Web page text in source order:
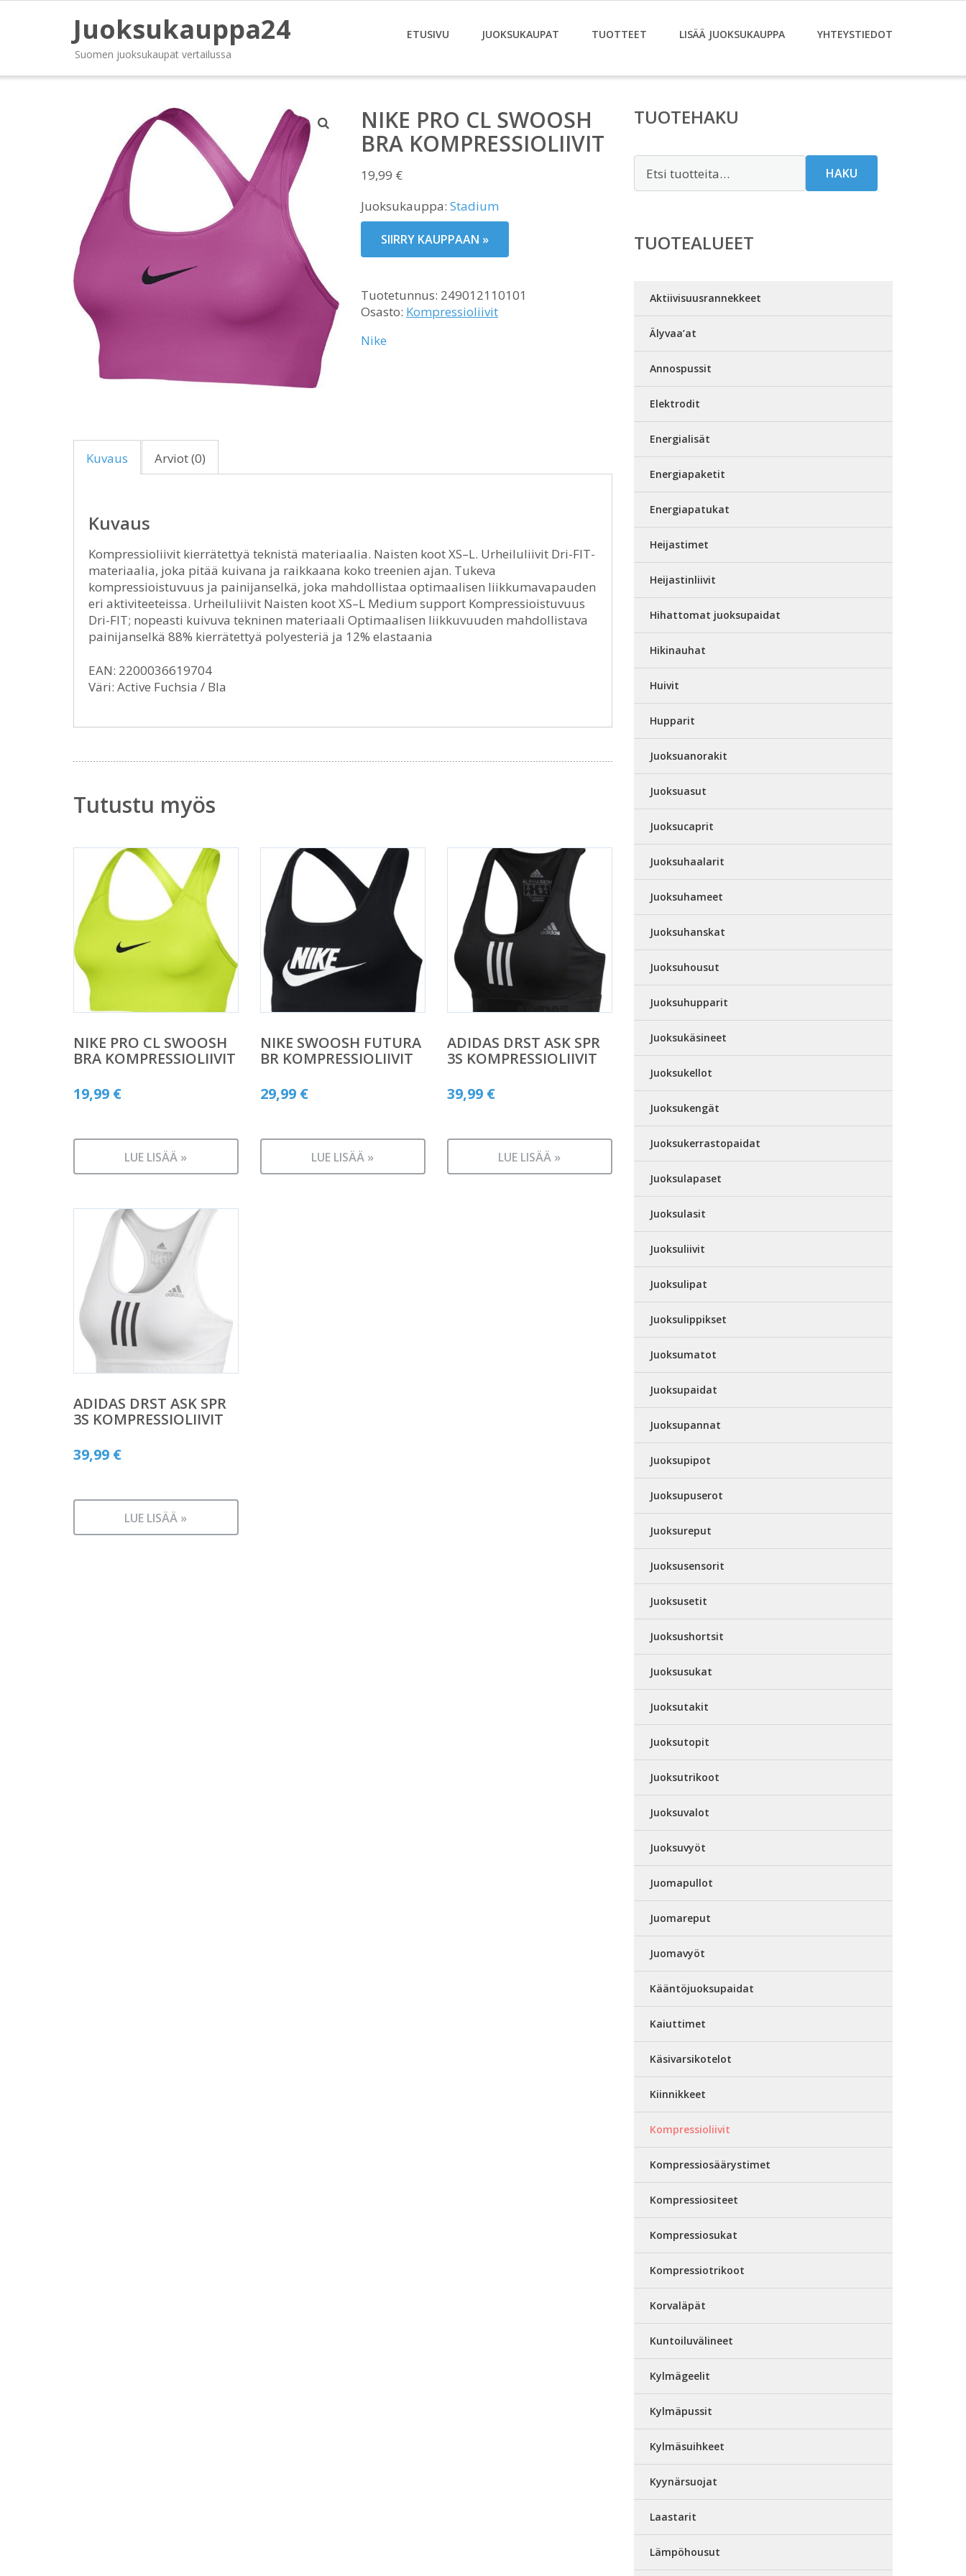
Juoksukauppa24
Suomen juoksukaupat vertailussa
ETUSIVU JUOKSUKAUPAT TUOTTEET LISÄÄ JUOKSUKAUPPA YHTEYSTIEDOT
NIKE PRO CL SWOOSH
BRA KOMPRESSIOLIIVIT
19,99 €
Juoksukauppa: Stadium
SIIRRY KAUPPAAN »
Tuotetunnus: 249012110101
Osasto: Kompressioliivit
Nike
Kuvaus Arviot (0)
Kuvaus
Kompressioliivit kierrätettyä teknistä materiaalia. Naisten koot XS–L. Urheiluliivit Dri-FIT-
materiaalia, joka pitää kuivana ja raikkaana koko treenien ajan. Tukeva
kompressioistuvuus ja painijanselkä, joka mahdollistaa optimaalisen liikkumavapauden
eri aktiviteeteissa. Urheiluliivit Naisten koot XS–L Medium support Kompressioistuvuus
Dri-FIT; nopeasti kuivuva tekninen materiaali Optimaalisen liikkuvuuden mahdollistava
painijanselkä 88% kierrätettyä polyesteriä ja 12% elastaania
EAN: 2200036619704
Väri: Active Fuchsia / Bla
Tutustu myös
NIKE PRO CL SWOOSH
BRA KOMPRESSIOLIIVIT
19,99 €
LUE LISÄÄ »
NIKE SWOOSH FUTURA
BR KOMPRESSIOLIIVIT
29,99 €
LUE LISÄÄ »
ADIDAS DRST ASK SPR
3S KOMPRESSIOLIIVIT
39,99 €
LUE LISÄÄ »
ADIDAS DRST ASK SPR
3S KOMPRESSIOLIIVIT
39,99 €
LUE LISÄÄ »
TUOTEHAKU
HAKU
TUOTEALUEET
Aktiivisuusrannekkeet
Älyvaa’at
Annospussit
Elektrodit
Energialisät
Energiapaketit
Energiapatukat
Heijastimet
Heijastinliivit
Hihattomat juoksupaidat
Hikinauhat
Huivit
Hupparit
Juoksuanorakit
Juoksuasut
Juoksucaprit
Juoksuhaalarit
Juoksuhameet
Juoksuhanskat
Juoksuhousut
Juoksuhupparit
Juoksukäsineet
Juoksukellot
Juoksukengät
Juoksukerrastopaidat
Juoksulapaset
Juoksulasit
Juoksuliivit
Juoksulipat
Juoksulippikset
Juoksumatot
Juoksupaidat
Juoksupannat
Juoksupipot
Juoksupuserot
Juoksureput
Juoksusensorit
Juoksusetit
Juoksushortsit
Juoksusukat
Juoksutakit
Juoksutopit
Juoksutrikoot
Juoksuvalot
Juoksuvyöt
Juomapullot
Juomareput
Juomavyöt
Kääntöjuoksupaidat
Kaiuttimet
Käsivarsikotelot
Kiinnikkeet
Kompressioliivit
Kompressiosäärystimet
Kompressiositeet
Kompressiosukat
Kompressiotrikoot
Korvaläpät
Kuntoiluvälineet
Kylmägeelit
Kylmäpussit
Kylmäsuihkeet
Kyynärsuojat
Laastarit
Lämpöhousut